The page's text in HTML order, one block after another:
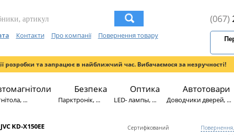
Контакти Про компанії
Повернення товару
(067)
розробки та запрацює в найближчий час. Вибачаємося за незручності!
...
Безпека
Парктронік, ...
Оптика
LED- лампы, ...
Автотовари
Доводчики дверей, ...
JVC KD-X150EE
Сертифікований
Повернення,